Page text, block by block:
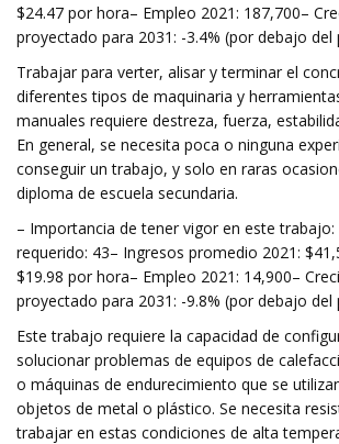
$24.47 por hora– Empleo 2021: 187,700–
proyectado para 2031: -3.4% (por debajo del
Trabajar para verter, alisar y terminar el
diferentes tipos de maquinaria y
manuales requiere destreza, fuerza,
En general, se necesita poca o ninguna
conseguir un trabajo, y solo en raras
diploma de escuela secundaria.
– Importancia de tener vigor en este
requerido: 43– Ingresos promedio 2021:
$19.98 por hora– Empleo 2021: 14,900–
proyectado para 2031: -9.8% (por debajo del
Este trabajo requiere la capacidad de
solucionar problemas de equipos de
o máquinas de endurecimiento que se
objetos de metal o plástico. Se necesita
trabajar en estas condiciones de alta